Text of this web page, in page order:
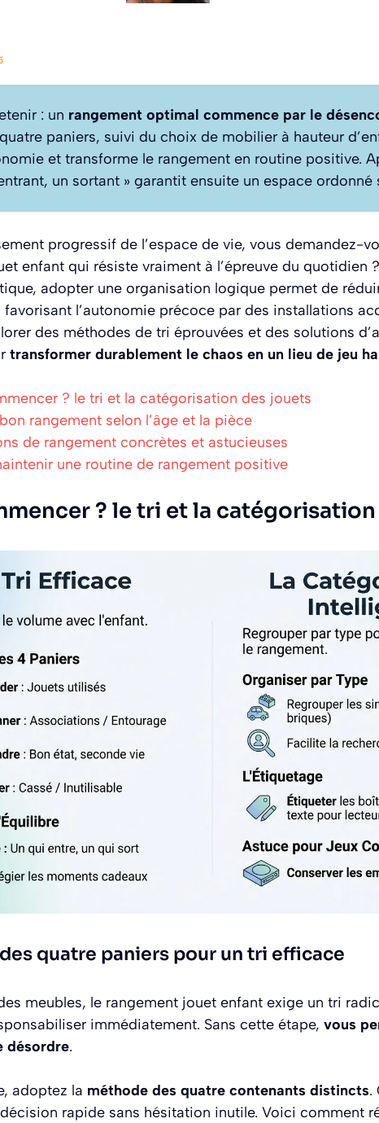
: un rangement optimal commence par le
paniers, suivi du choix de mobilier à hauteur
et transforme le rangement en routine positive.
un sortant » garantit ensuite un espace ordonné
progressif de l’espace de vie, vous demandez-
enfant qui résiste vraiment à l’épreuve du quotidien
adopter une organisation logique permet de
l’autonomie précoce par des installations
des méthodes de tri éprouvées et des solutions
transformer durablement le chaos en un lieu de jeu
? le tri et la catégorisation des jouets
rangement selon l’âge et la pièce
de rangement concrètes et astucieuses
une routine de rangement positive
? le tri et la
quatre paniers pour un tri efficace
meubles, le rangement jouet enfant exige un tri
immédiatement. Sans cette étape, vous
désordre.
adoptez la méthode des quatre contenants distincts.
rapide sans hésitation inutile. Voici comment